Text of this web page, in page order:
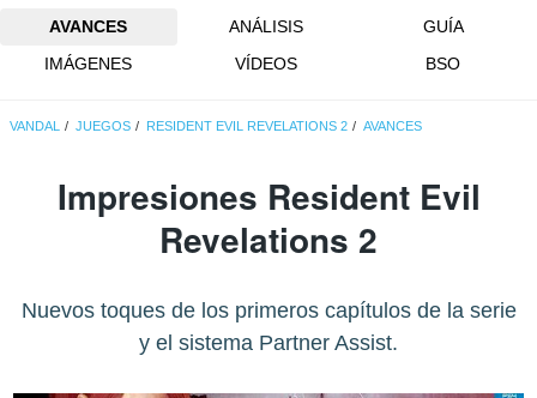
AVANCES
ANÁLISIS
GUÍA
IMÁGENES
VÍDEOS BSO
VANDAL JUEGOS RESIDENT EVIL REVELATIONS 2 AVANCES
Impresiones Resident Evil
Revelations 2
Nuevos toques de los primeros capítulos de la serie
y el sistema Partner Assist.